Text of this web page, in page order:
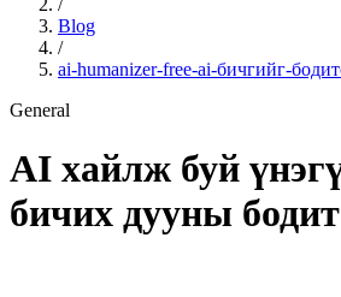
/
Blog
/
ai-humanizer-free-ai-бичгийг-
General
AI хайлж буй
бичих дууны